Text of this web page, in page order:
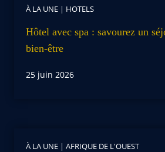
À LA UNE | HOTELS
Hôtel avec spa : savourez un
bien-être
25 juin 2026
À LA UNE | AFRIQUE DE L'OUEST